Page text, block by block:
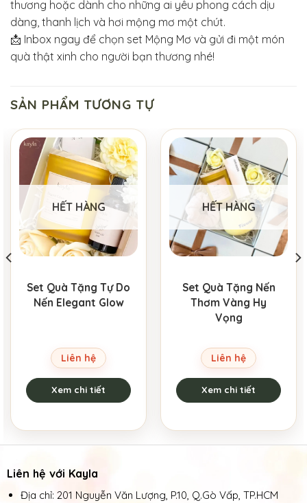
thương hoặc dành cho những ai yêu phong cách dịu
dàng, thanh lịch và hơi mộng mơ một chút.
📩 Inbox ngay để chọn set Mộng Mơ và gửi đi một món
quà thật xinh cho người bạn thương nhé!
SẢN PHẨM TƯƠNG TỰ
HẾT HÀNG
Set Quà Tặng Tự Do
Nến Elegant Glow
Liên hệ
Xem chi tiết
HẾT HÀNG
Set Quà Tặng Nến
Thơm Vàng Hy
Vọng
Liên hệ
Xem chi tiết
Liên hệ với Kayla
Địa chỉ: 201 Nguyễn Văn Lượng, P.10, Q.Gò Vấp, TP.HCM